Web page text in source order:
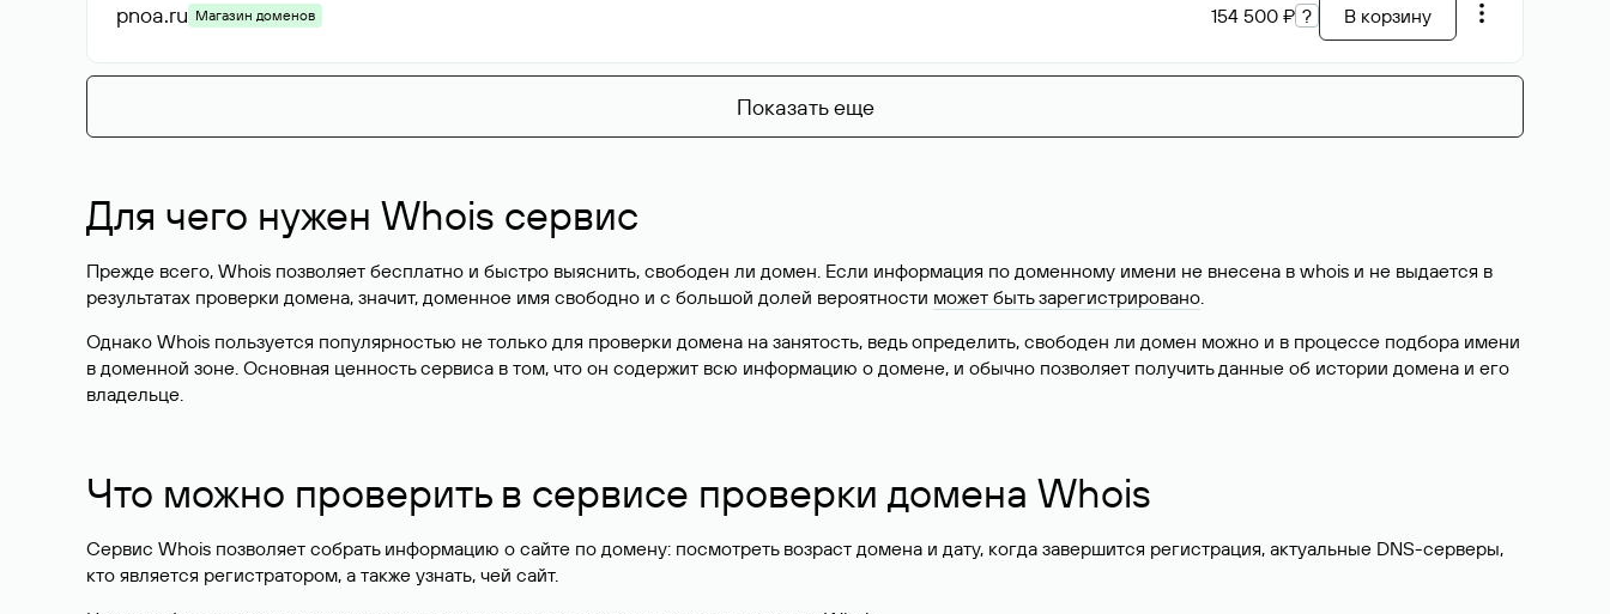
pnoa.ru Магазин доменов 154 500 ₽ ? В корзину
Показать еще
Для чего нужен Whois сервис
Прежде всего, Whois позволяет бесплатно и быстро выяснить, свободен ли домен. Если информация по доменному имени не внесена в whois и не выдается в
результатах проверки домена, значит, доменное имя свободно и с большой долей вероятности может быть зарегистрировано.
Однако Whois пользуется популярностью не только для проверки домена на занятость, ведь определить, свободен ли домен можно и в процессе подбора имени
в доменной зоне. Основная ценность сервиса в том, что он содержит всю информацию о домене, и обычно позволяет получить данные об истории домена и его
владельце.
Что можно проверить в сервисе проверки домена Whois
Сервис Whois позволяет собрать информацию о сайте по домену: посмотреть возраст домена и дату, когда завершится регистрация, актуальные DNS-серверы,
кто является регистратором, а также узнать, чей сайт.